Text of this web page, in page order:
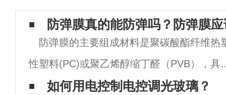
防弹膜真的能防弹吗？防弹膜
防弹膜的主要组成材料是聚碳酸酯纤维热
性塑料(PC)或聚乙烯醇缩丁醛（PVB），具
无色透明，抗冲击性好，耐热，机械性好，
如何用电控制电控调光玻璃？